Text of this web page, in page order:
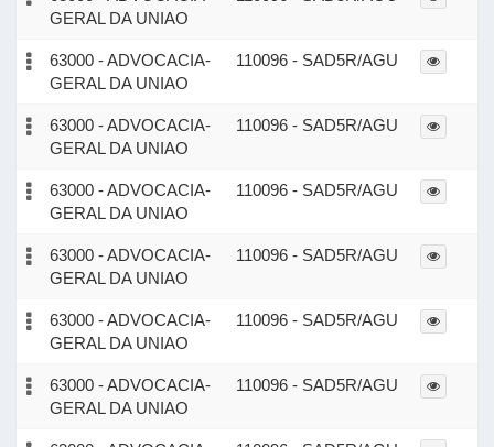
GERAL DA UNIAO
63000 - ADVOCACIA-
GERAL DA UNIAO
110096 - SAD5R/AGU
63000 - ADVOCACIA-
GERAL DA UNIAO
110096 - SAD5R/AGU
63000 - ADVOCACIA-
GERAL DA UNIAO
110096 - SAD5R/AGU
63000 - ADVOCACIA-
GERAL DA UNIAO
110096 - SAD5R/AGU
63000 - ADVOCACIA-
GERAL DA UNIAO
110096 - SAD5R/AGU
63000 - ADVOCACIA-
GERAL DA UNIAO
110096 - SAD5R/AGU